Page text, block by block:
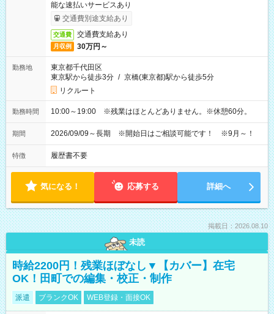
能な速払いサービスあり
交通費別途支給あり
交通費 交通費支給あり
月収例 30万円～
勤務地
東京都千代田区
東京駅から徒歩3分 / 京橋(東京都)駅から徒歩5分
リクルート
勤務時間 10:00～19:00 ※残業はほとんどありません。※休憩60分。
期間 2026/09/09～長期 ※開始日はご相談可能です！ ※9月～！
特徴 履歴書不要
気になる！ 応募する 詳細へ
掲載日：2026.08.10
未読
時給2200円！残業ほぼなし▼【カバー】在宅
OK！田町での編集・校正・制作
派遣 ブランクOK WEB登録・面接OK